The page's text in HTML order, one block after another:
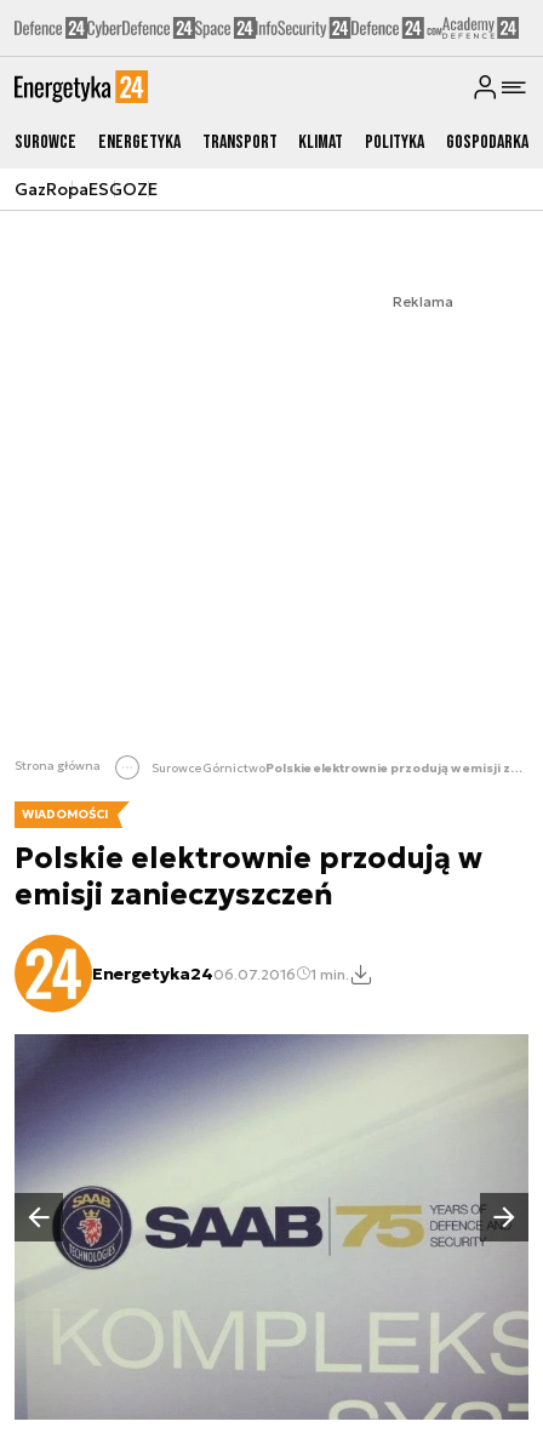
Surowce Energetyka Transport Klimat Polityka Gospodarka
GazRopaESGOZE
Reklama
Strona główna SurowceGórnictwo Polskie elektrownie przodują w emisji zanieczyszczeń
WIADOMOŚCI
Polskie elektrownie przodują w
emisji zanieczyszczeń
Energetyka2406.07.2016 1 min.
Poprzedni slajd
Następny slajd